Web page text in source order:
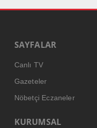
SAYFALAR
Canlı TV
Gazeteler
Nöbetçi Eczaneler
KURUMSAL